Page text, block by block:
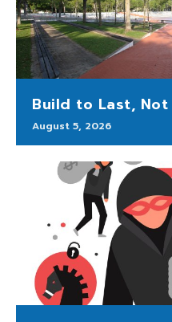
Build to Last,
August 5, 2026